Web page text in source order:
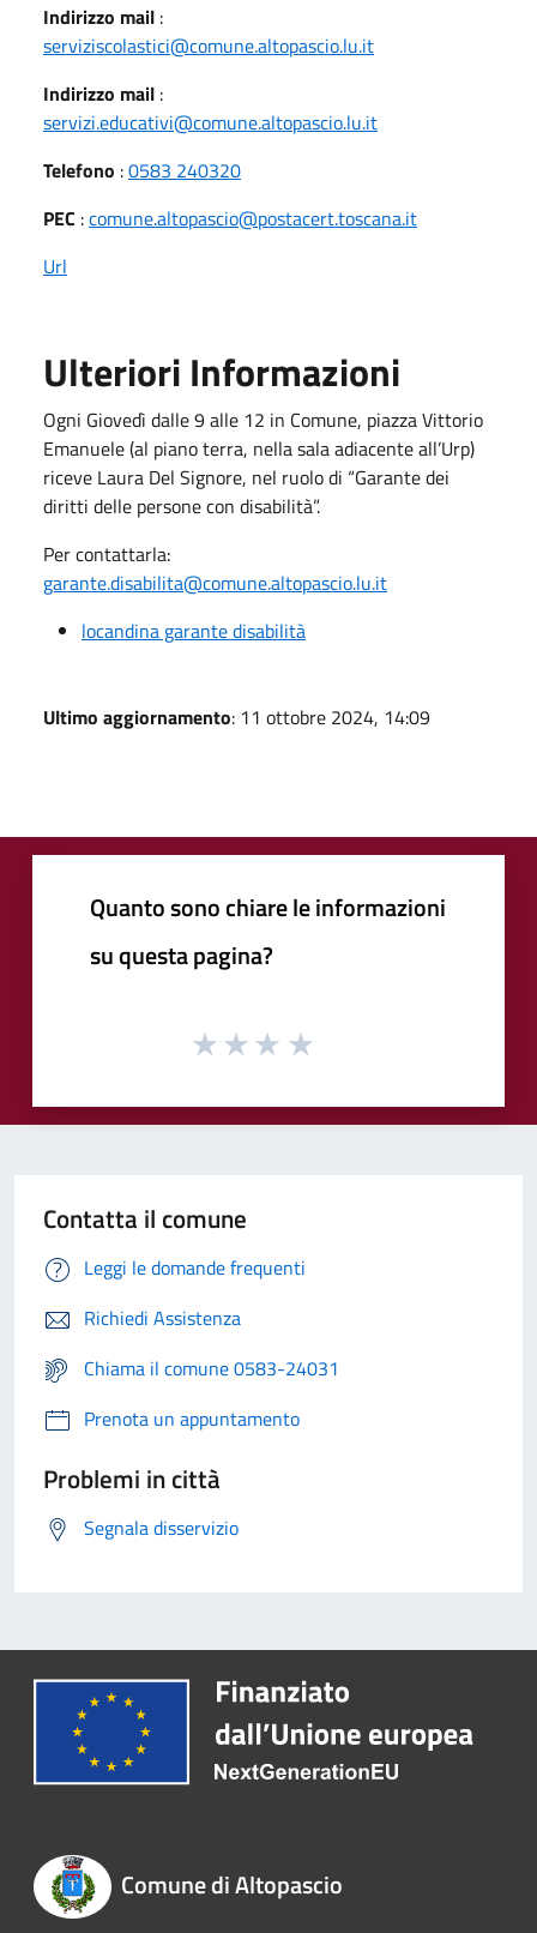
Indirizzo mail :
serviziscolastici@comune.altopascio.lu.it
Indirizzo mail :
servizi.educativi@comune.altopascio.lu.it
Telefono :0583 240320
PEC :comune.altopascio@postacert.toscana.it
Url
Ulteriori Informazioni
Ogni Giovedì dalle 9 alle 12 in Comune, piazza Vittorio
Emanuele (al piano terra, nella sala adiacente all’Urp)
riceve Laura Del Signore, nel ruolo di “Garante dei
diritti delle persone con disabilità”.
Per contattarla:
garante.disabilita@comune.altopascio.lu.it
locandina garante disabilità
Ultimo aggiornamento: 11 ottobre 2024, 14:09
Quanto sono chiare le informazioni
su questa pagina?
Contatta il comune
Leggi le domande frequenti
Richiedi Assistenza
Chiama il comune 0583-24031
Prenota un appuntamento
Problemi in città
Segnala disservizio
Comune di Altopascio